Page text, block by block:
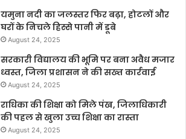
यमुना नदी का जलस्तर फिर बढ़ा, होटलों और
घरों के निचले हिस्से पानी में डूबे
August 24, 2025
सरकारी विद्यालय की भूमि पर बना अवैध मजार
ध्वस्त, जिला प्रशासन ने की सख्त कार्रवाई
August 24, 2025
राधिका की शिक्षा को मिले पंख, जिलाधिकारी
की पहल से खुला उच्च शिक्षा का रास्ता
August 24, 2025